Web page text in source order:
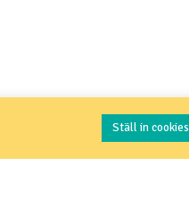
Ställ in cookies